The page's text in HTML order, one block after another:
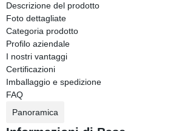
Descrizione del prodotto
Foto dettagliate
Categoria prodotto
Profilo aziendale
I nostri vantaggi
Certificazioni
Imballaggio e spedizione
FAQ
Panoramica